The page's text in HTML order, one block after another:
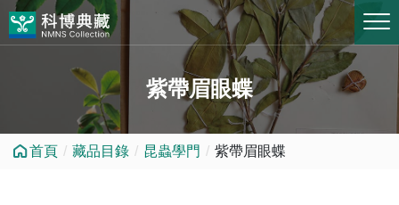
跳到中央內容區塊
紫帶眉眼蝶
首頁 藏品目錄 昆蟲學門 紫帶眉眼蝶